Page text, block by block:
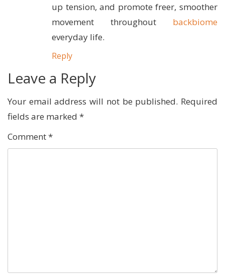
up tension, and promote freer, smoother
movement throughout backbiome
everyday life.
Reply
Leave a Reply
Your email address will not be published. Required
fields are marked *
Comment*